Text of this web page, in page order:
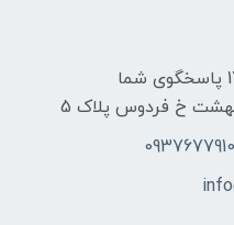
هفت روز هفته ،از ساعت 9 الی 17 پاسخگوی شما
خ فردوس پلاک 5